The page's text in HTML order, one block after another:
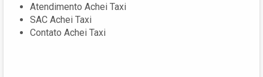
Atendimento Achei Taxi
SAC Achei Taxi
Contato Achei Taxi